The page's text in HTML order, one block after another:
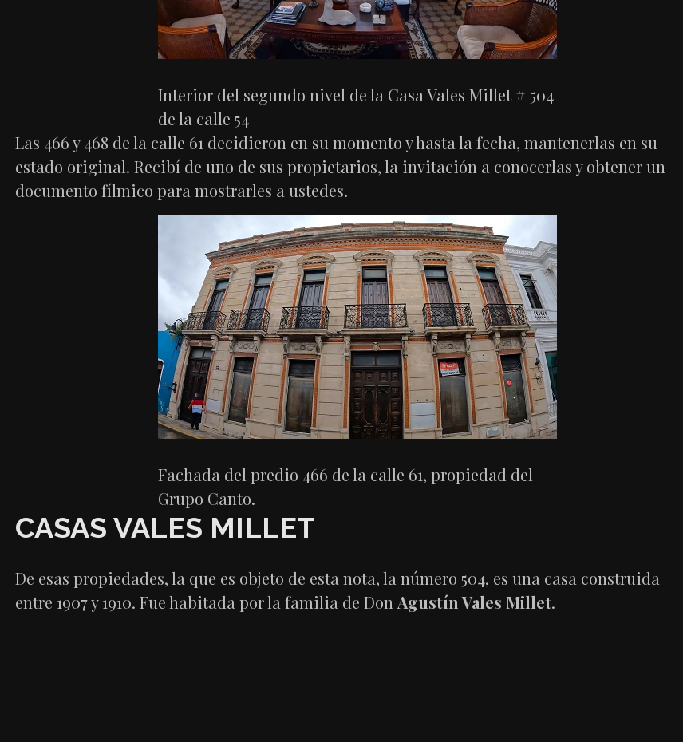
Interior del segundo nivel de la Casa Vales Millet # 504
de la calle 54
Las 466 y 468 de la calle 61 decidieron en su momento y hasta la fecha, mantenerlas en su
estado original. Recibí de uno de sus propietarios, la invitación a conocerlas y obtener un
documento fílmico para mostrarles a ustedes.
Fachada del predio 466 de la calle 61, propiedad del
Grupo Canto.
CASAS VALES MILLET
De esas propiedades, la que es objeto de esta nota, la número 504, es una casa construida
entre 1907 y 1910. Fue habitada por la familia de Don Agustín Vales Millet.